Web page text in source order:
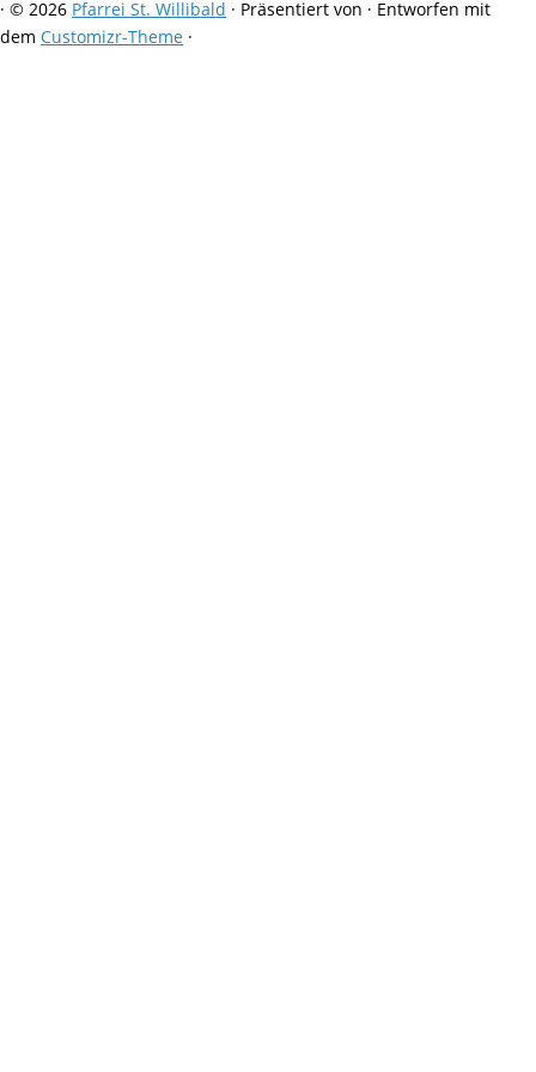
· © 2026 Pfarrei St. Willibald · Präsentiert von · Entworfen mit
dem Customizr-Theme ·